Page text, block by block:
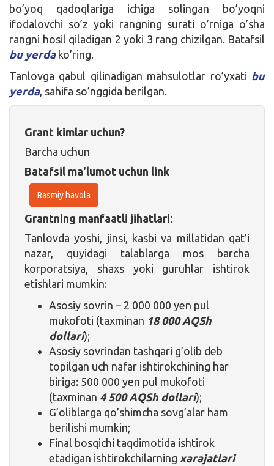
bo’yoq qadoqlariga ichiga solingan bo’yoqni
ifodalovchi so’z yoki rangning surati o’rniga o’sha
rangni hosil qiladigan 2 yoki 3 rang chizilgan. Batafsil
bu yerdako’ring.
Tanlovga qabul qilinadigan mahsulotlar ro’yxati bu
yerda, sahifa so’nggida berilgan.
Grant kimlar uchun?
Barcha uchun
Batafsil ma'lumot uchun link
Rasmiy havola
Grantning manfaatli jihatlari:
Tanlovda yoshi, jinsi, kasbi va millatidan qat’i
nazar, quyidagi talablarga mos barcha
korporatsiya, shaxs yoki guruhlar ishtirok
etishlari mumkin:
Asosiy sovrin – 2 000 000 yen pul
mukofoti (taxminan 18 000 AQSh
dollari);
Asosiy sovrindan tashqari g’olib deb
topilgan uch nafar ishtirokchining har
biriga: 500 000 yen pul mukofoti
(taxminan 4 500 AQSh dollari);
G’oliblarga qo’shimcha sovg’alar ham
berilishi mumkin;
Final bosqichi taqdimotida ishtirok
etadigan ishtirokchilarning xarajatlari